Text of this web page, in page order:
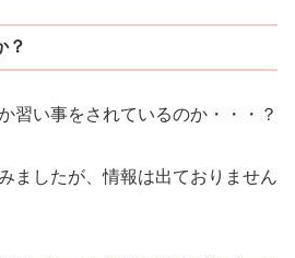
？
習い事をされているのか・・・？
ましたが、情報は出ておりません